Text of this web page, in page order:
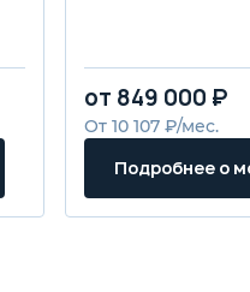
от 849 000 ₽
От 10 107 ₽/мес.
Подробнее о